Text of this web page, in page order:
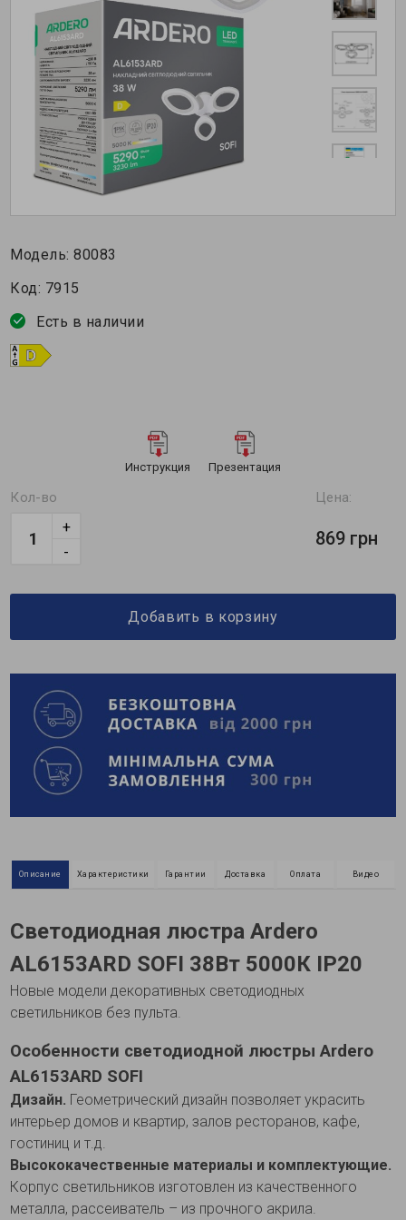
Модель:80083
Код: 7915
Есть в наличии
Инструкция Презентация
Кол-во
-
+
Цена:
869 грн
Добавить в корзину
Описание Характеристики Гарантии Доставка Оплата Видео
Светодиодная люстра Ardero
AL6153ARD SOFI 38Вт 5000К IP20
Новые модели декоративных светодиодных
светильников без пульта.
Особенности светодиодной люстры Ardero
AL6153ARD SOFI
Дизайн. Геометрический дизайн позволяет украсить
интерьер домов и квартир, залов ресторанов, кафе,
гостиниц и т.д.
Высококачественные материалы и комплектующие.
Корпус светильников изготовлен из качественного
металла, рассеиватель – из прочного акрила.